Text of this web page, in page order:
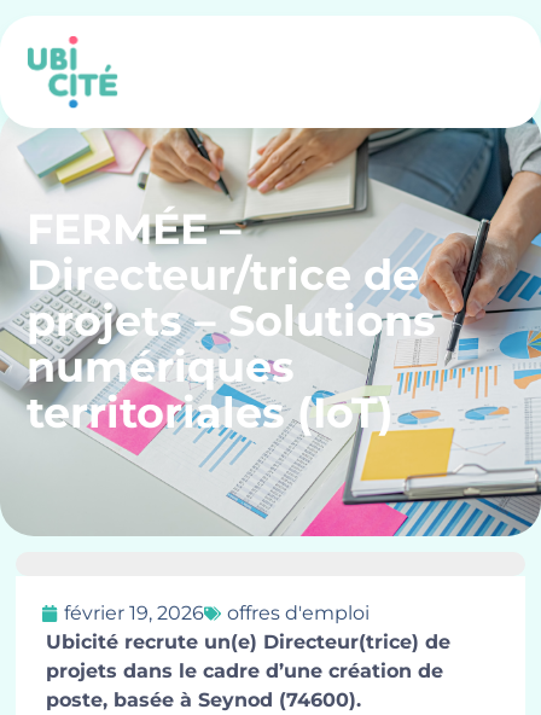
FERMÉE –
Directeur/trice de
projets – Solutions
numériques
territoriales (IoT)
février 19, 2026
offres d'emploi
Ubicité recrute un(e) Directeur(trice) de
projets dans le cadre d’une création de
poste, basée à Seynod (74600).